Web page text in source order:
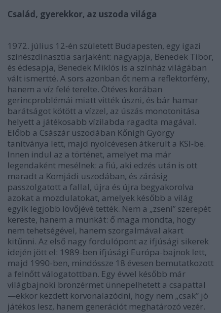
Család, gyerekkor, az uszoda világa
1972. július 12-én született Budapesten, egy igazi
színészdinasztia sarjaként: nagyapja, Benedek Tibor,
és édesapja, Benedek Miklós is a színház világában
vált ismertté. A sors azonban őt nem a reflektorfény,
hanem a víz felé terelte. Ötéves korában
gerincproblémái miatt vitték úszni, és bár hamar
barátságot kötött a vízzel, az úszás monotonitása
helyett a játékosabb vízilabda ragadta magával.
Előbb a Császár uszodában Kőnigh György
tanítványa lett, majd nyolcévesen átkerült a KSI-be.
Innen indul az a történet, amelyet ma már
legendaként mesélnek: a fiú, aki edzés után is ott
maradt a Komjádi uszodában, és zárásig
passzolgatott a fallal, újra és újra begyakorolva
azokat a mozdulatokat, amelyek később a világ
egyik legjobb lövőjévé tették. Nem a „zseni” szerepét
kereste, hanem a munkát: ő maga mondta, hogy
nem tehetségével, hanem szorgalmával akart
kitűnni. Az első nagy fordulópont az ifjúsági sikerek
idején jött el: 1989-ben ifjúsági Európa-bajnok lett,
majd 1990-ben, mindössze 18 évesen bemutatkozott
a felnőtt válogatottban. Egy évvel később már
világbajnoki bronzérmet ünnepelhetett a csapattal
—ekkor kezdett körvonalazódni, hogy nem „csak” jó
játékos lesz, hanem generációt meghatározó vezér.